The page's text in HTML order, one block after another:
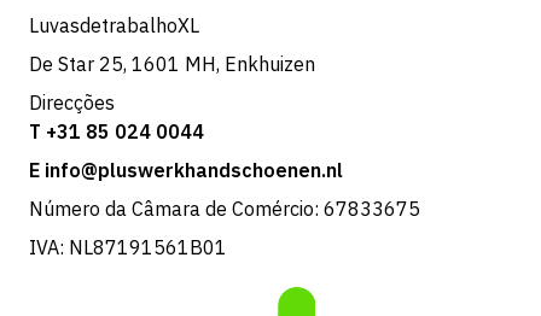
LuvasdetrabalhoXL
De Star 25, 1601 MH, Enkhuizen
Direcções
T +31 85 024 0044
E info@pluswerkhandschoenen.nl
Número da Câmara de Comércio: 67833675
IVA: NL87191561B01